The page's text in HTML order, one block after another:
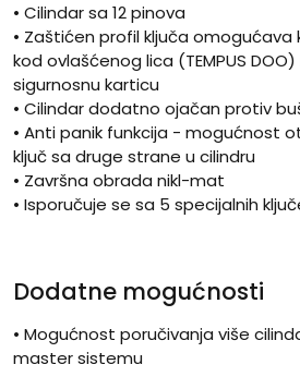
• Cilindar sa 12 pinova
• Zaštićen profil ključa omogućava
kod ovlašćenog lica (TEMPUS
sigurnosnu karticu
• Cilindar dodatno ojačan protiv
• Anti panik funkcija - mogućnost
ključ sa druge strane u cilindru
• Završna obrada nikl-mat
• Isporučuje se sa 5 specijalnih
Dodatne mogućnosti
• Mogućnost poručivanja više
master sistemu